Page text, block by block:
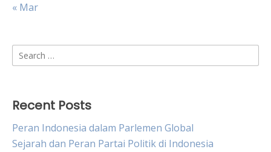
« Mar
Search
for:
Recent Posts
Peran Indonesia dalam Parlemen Global
Sejarah dan Peran Partai Politik di Indonesia